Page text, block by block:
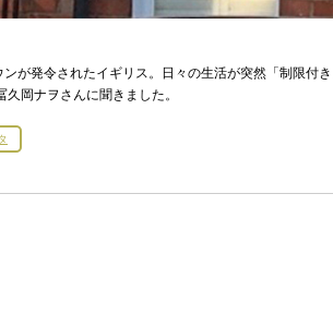
が発令されたイギリス。日々の生活が突然「制限付
岡ナヲさんに聞きました。